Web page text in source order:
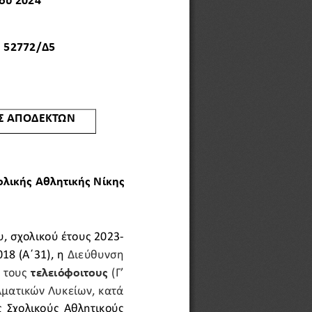
52772/Δ5
ΑΠΟΔΕΚΤΩΝ
Αθλητικής Νίκης
σχολικού έτους 2023-
(Α ́31), η Διεύθυνση
τους τελειόφοιτους (Γ’
Λυκείων, κατά
Σχολικούς Αθλητικούς